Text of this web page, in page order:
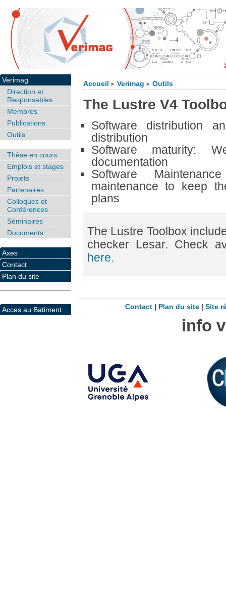
Accueil > Verimag > Outils
The Lustre V4
Software distribution
distribution
Software maturity:
documentation
Software
maintenance to keep
plans
The Lustre Toolbox
checker Lesar. Check
here.
Verimag
Direction et
Responsables
Membres
Publications
Outils
Thèse en cours
Emplois et stages
Projets
Partenaires
Colloques et
Conférences
Séminaires
Documents
Axes
Contact
Plan du site
Acces au Batiment Contact Plan du site Site
info